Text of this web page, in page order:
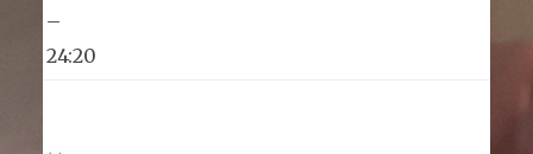
–
24:20